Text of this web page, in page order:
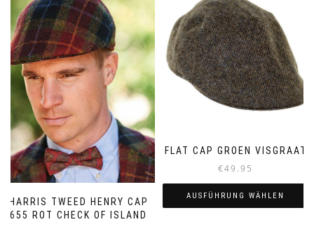
HARRIS TWEED HENRY CAP
655 ROT CHECK OF ISLAND
FLAT CAP GROEN VISGRAAT
€49.95
AUSFÜHRUNG WÄHLEN